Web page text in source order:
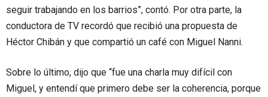
seguir trabajando en los barrios”, contó. Por otra parte, la
conductora de TV recordó que recibió una propuesta de
Héctor Chibán y que compartió un café con Miguel Nanni.
Sobre lo último, dijo que “fue una charla muy difícil con
Miguel, y entendí que primero debe ser la coherencia, porque